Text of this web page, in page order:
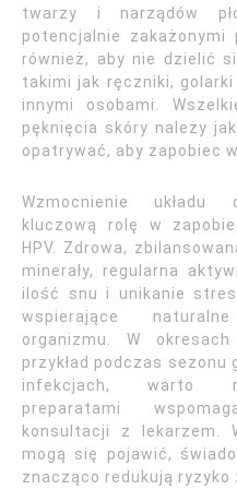
twarzy i narządów
potencjalnie zakażonymi
również, aby nie dzielić
takimi jak ręczniki,
innymi osobami.
pęknięcia skóry należy
opatrywać, aby zapobiec
Wzmocnienie układu
kluczową rolę w
HPV. Zdrowa,
minerały, regularna
ilość snu i unikanie
wspierające
organizmu. W
przykład podczas sezonu
infekcjach, warto
preparatami
konsultacji z lekarzem.
mogą się pojawić,
znacząco redukują ryzyko